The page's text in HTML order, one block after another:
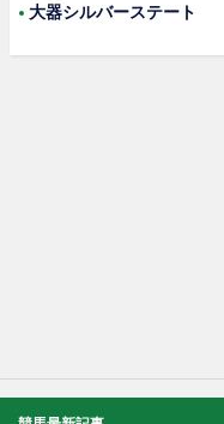
大器シルバーステート